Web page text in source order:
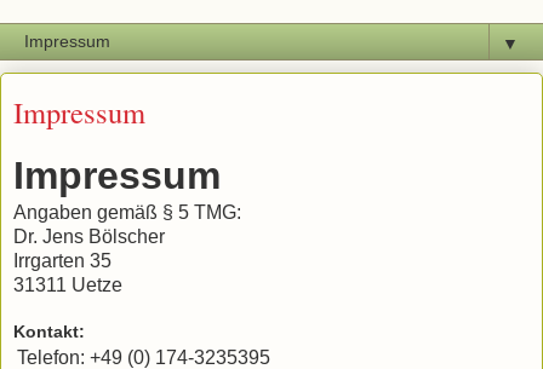
▼
Impressum
Impressum
Angaben gemäß § 5 TMG:
Dr. Jens Bölscher
Irrgarten 35
31311 Uetze
Kontakt:
Telefon: +49 (0) 174-3235395